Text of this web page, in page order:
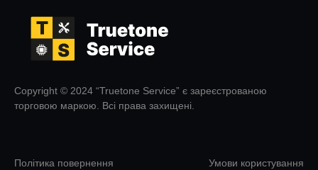
Copyright © 2024 “Truetone Service” є зареєстрованою
торговою маркою. Всі права захищені.
Політика повернення Умови користування